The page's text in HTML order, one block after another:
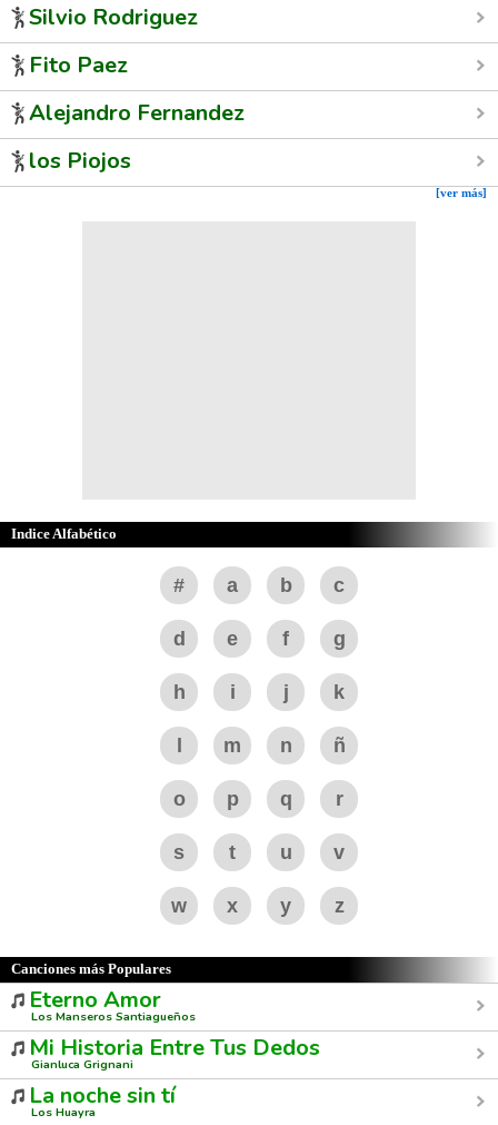
Silvio Rodriguez
Fito Paez
Alejandro Fernandez
los Piojos
[ver más]
Indice Alfabético
# a b c
d e f g
h i j k
m n ñ
o p q r
s t u v
w x y z
Canciones más Populares
Eterno Amor
Los Manseros Santiagueños
Mi Historia Entre Tus Dedos
Gianluca Grignani
La noche sin tí
Los Huayra